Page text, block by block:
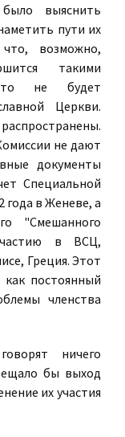
выяснить
пути их
возможно,
такими
не будет
Церкви.
не дают
документы
Специальной
года в Женеве, а
"Смешанного
в ВСЦ,
Греция. Этот
постоянный
членства
ничего
бы выход
их участия